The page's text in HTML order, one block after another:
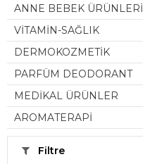
ANNE BEBEK ÜRÜNLERİ
VİTAMİN-SAĞLIK
DERMOKOZMETİK
PARFÜM DEODORANT
MEDİKAL ÜRÜNLER
AROMATERAPİ
Filtre